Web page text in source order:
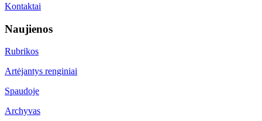
Kontaktai
Naujienos
Rubrikos
Artėjantys renginiai
Spaudoje
Archyvas